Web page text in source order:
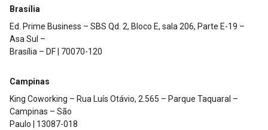
Brasília
Ed. Prime Business – SBS Qd. 2, Bloco E, sala 206, Parte E-19 –
Asa Sul –
Brasília – DF | 70070-120
Campinas
King Coworking – Rua Luís Otávio, 2.565 – Parque Taquaral –
Campinas – São
Paulo | 13087-018